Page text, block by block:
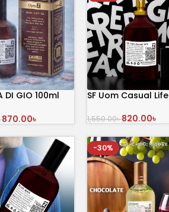
DI GIO 100ml
870.00৳
অর্ডার করুন
SF Uom Casual Life
1,550.00৳820.00৳
অর্ডার করুন
-30%